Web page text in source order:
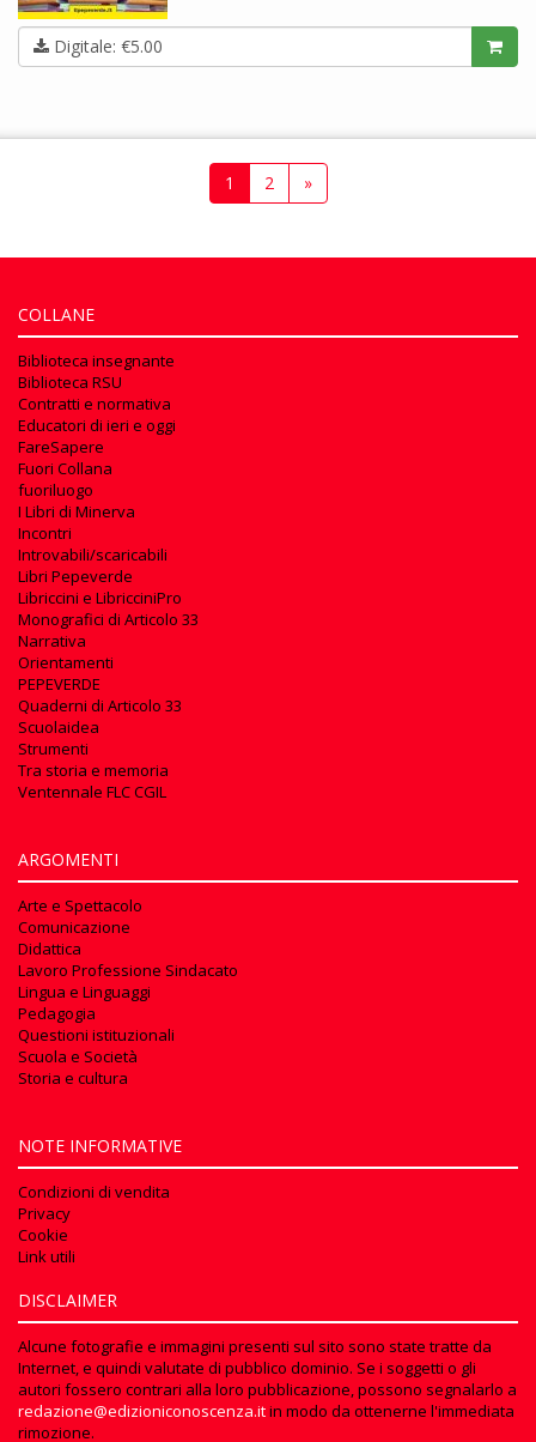
Digitale: €5.00
1 2 »
COLLANE
Biblioteca insegnante
Biblioteca RSU
Contratti e normativa
Educatori di ieri e oggi
FareSapere
Fuori Collana
fuoriluogo
I Libri di Minerva
Incontri
Introvabili/scaricabili
Libri Pepeverde
Libriccini e LibricciniPro
Monografici di Articolo 33
Narrativa
Orientamenti
PEPEVERDE
Quaderni di Articolo 33
Scuolaidea
Strumenti
Tra storia e memoria
Ventennale FLC CGIL
ARGOMENTI
Arte e Spettacolo
Comunicazione
Didattica
Lavoro Professione Sindacato
Lingua e Linguaggi
Pedagogia
Questioni istituzionali
Scuola e Società
Storia e cultura
NOTE INFORMATIVE
Condizioni di vendita
Privacy
Cookie
Link utili
DISCLAIMER
Alcune fotografie e immagini presenti sul sito sono state tratte da
Internet, e quindi valutate di pubblico dominio. Se i soggetti o gli
autori fossero contrari alla loro pubblicazione, possono segnalarlo a
redazione@edizioniconoscenza.itin modo da ottenerne l'immediata
rimozione.